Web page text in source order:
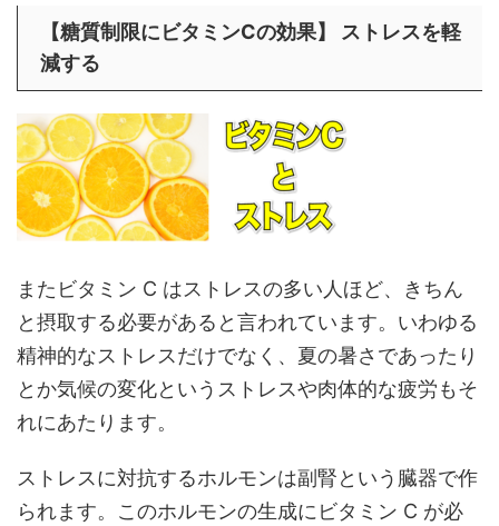
【糖質制限にビタミンCの効果】 ストレスを軽
減する
またビタミン C はストレスの多い人ほど、きちん
と摂取する必要があると言われています。いわゆる
精神的なストレスだけでなく、夏の暑さであったり
とか気候の変化というストレスや肉体的な疲労もそ
れにあたります。
ストレスに対抗するホルモンは副腎という臓器で作
られます。このホルモンの生成にビタミン C が必